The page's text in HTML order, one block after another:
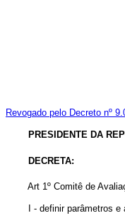
Revogado pelo Decreto nº
PRESIDENTE DA
DECRETA:
Art 1º Comitê de
I - definir parâmetros e